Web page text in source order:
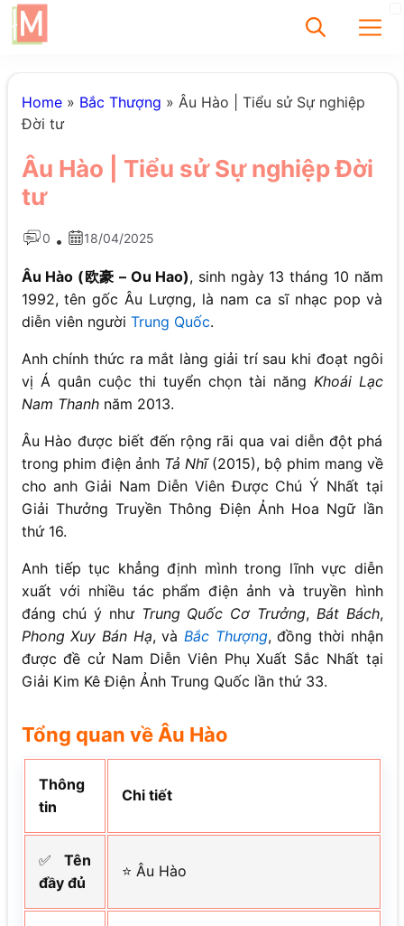
Home» Bắc Thượng » Âu Hào | Tiểu sử Sự nghiệp
Đời tư
Âu Hào | Tiểu sử Sự nghiệp Đời
tư
0 • 18/04/2025
Âu Hào (欧豪 – Ou Hao), sinh ngày 13 tháng 10 năm
1992, tên gốc Âu Lượng, là nam ca sĩ nhạc pop và
diễn viên người Trung Quốc.
Anh chính thức ra mắt làng giải trí sau khi đoạt ngôi
vị Á quân cuộc thi tuyển chọn tài năng Khoái Lạc
Nam Thanhnăm 2013.
Âu Hào được biết đến rộng rãi qua vai diễn đột phá
trong phim điện ảnh Tả Nhĩ(2015), bộ phim mang về
cho anh Giải Nam Diễn Viên Được Chú Ý Nhất tại
Giải Thưởng Truyền Thông Điện Ảnh Hoa Ngữ lần
thứ 16.
Anh tiếp tục khẳng định mình trong lĩnh vực diễn
xuất với nhiều tác phẩm điện ảnh và truyền hình
đáng chú ý như Trung Quốc Cơ Trưởng, Bát Bách,
Phong Xuy Bán Hạ, và Bắc Thượng, đồng thời nhận
được đề cử Nam Diễn Viên Phụ Xuất Sắc Nhất tại
Giải Kim Kê Điện Ảnh Trung Quốc lần thứ 33.
Tổng quan về Âu Hào
Thông
tin
Chi tiết
✅ Tên
đầy đủ
⭐ Âu Hào